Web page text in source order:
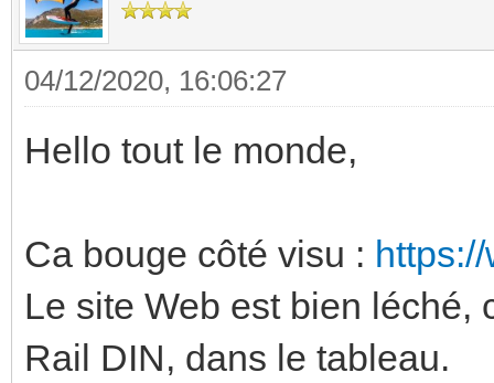
04/12/2020, 16:06:27
Hello tout le monde,
Ca bouge côté visu :
Le site Web est bien léché,
Rail DIN, dans le tableau.